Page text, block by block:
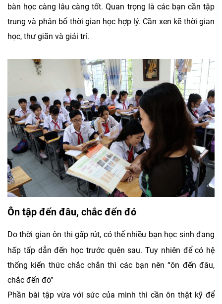
bàn học càng lâu càng tốt. Quan trọng là các bạn cần tập
trung và phân bổ thời gian học hợp lý. Cần xen kẽ thời gian
học, thư giãn và giải trí.
Ôn tập đến đâu, chắc đến đó
Do thời gian ôn thi gấp rút, có thể nhiều bạn học sinh đang
hấp tấp dẫn đến học trước quên sau. Tuy nhiên để có hệ
thống kiến thức chắc chắn thì các bạn nên “ôn đến đâu,
chắc đến đó”
Phần bài tập vừa với sức của mình thì cần ôn thật kỹ để